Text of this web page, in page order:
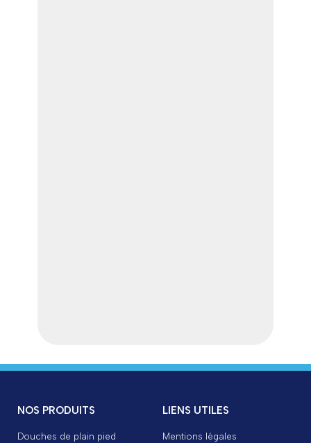
NOS PRODUITS
Douches de plain pied
LIENS UTILES
Mentions légales